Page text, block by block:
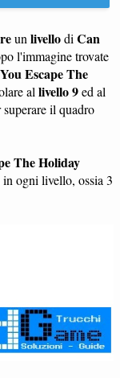
un livellodi Can
l'immagine trovate
Escape The
al livello 9ed al
superare il quadro
The Holiday
ogni livello, ossia 3